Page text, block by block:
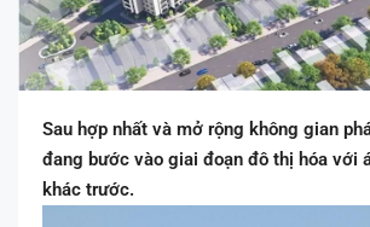
Sau hợp nhất và mở rộng không gian
đang bước vào giai đoạn đô thị hóa với
khác trước.